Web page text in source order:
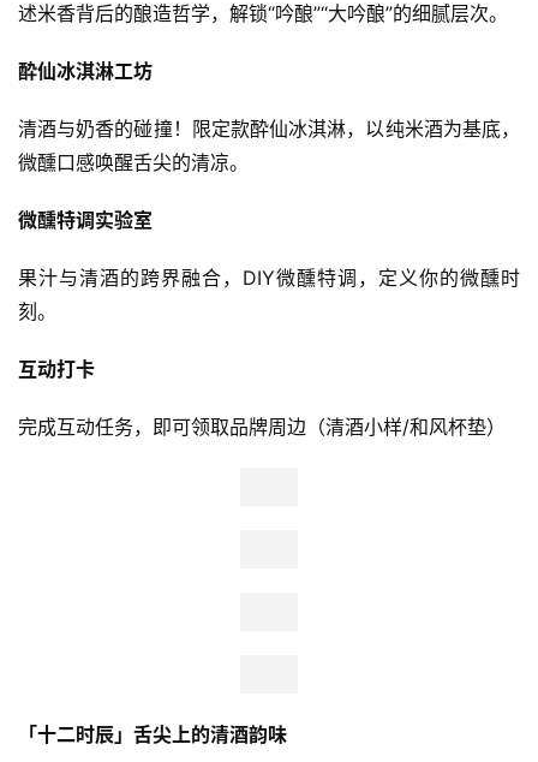
述米香背后的酿造哲学，解锁“吟酿”“大吟酿”的细腻层次。
酔仙冰淇淋工坊
清酒与奶香的碰撞！限定款酔仙冰淇淋，以纯米酒为基底，
微醺口感唤醒舌尖的清凉。
微醺特调实验室
果汁与清酒的跨界融合，DIY微醺特调，定义你的微醺时
刻。
互动打卡
完成互动任务，即可领取品牌周边（清酒小样/和风杯垫）
「十二时辰」舌尖上的清酒韵味